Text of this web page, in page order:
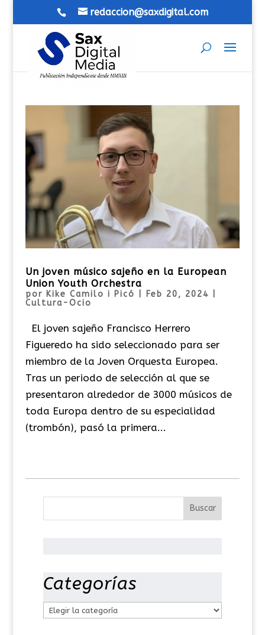
redaccion@saxdigital.com
Un joven músico sajeño en la European
Union Youth Orchestra
por Kike Camilo i Picó Feb 20, 2024
Cultura-Ocio
El joven sajeño Francisco Herrero
Figueredo ha sido seleccionado para ser
miembro de la Joven Orquesta Europea.
Tras un periodo de selección al que se
presentaron alrededor de 3000 músicos de
toda Europa dentro de su especialidad
(trombón), pasó la primera...
Categorías